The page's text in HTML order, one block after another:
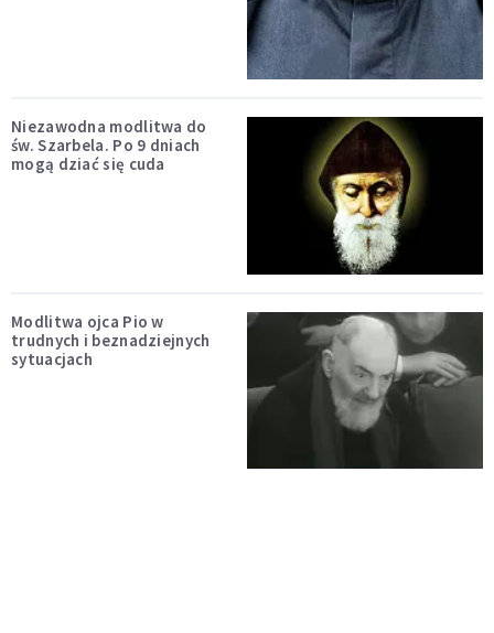
Niezawodna modlitwa do
św. Szarbela. Po 9 dniach
mogą dziać się cuda
Modlitwa ojca Pio w
trudnych i beznadziejnych
sytuacjach